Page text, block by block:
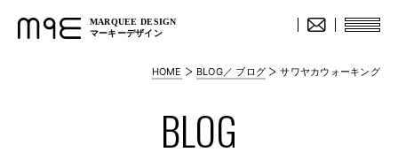
MARQUEE DESIGN
マーキーデザイン
HOME BLOG／ ブログ サワヤカウォーキング
BLOG